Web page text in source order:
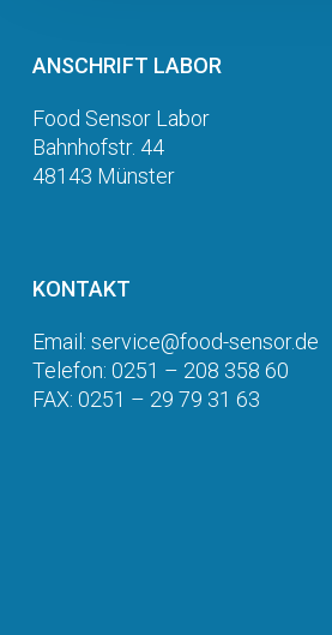
ANSCHRIFT LABOR
Food Sensor Labor
Bahnhofstr. 44
48143 Münster
KONTAKT
Email: service@food-sensor.de
Telefon: 0251 – 208 358 60
FAX: 0251 – 29 79 31 63